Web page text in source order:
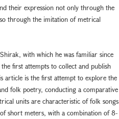
their expression not only through the
through the imitation of metrical
with which he was familiar since
first attempts to collect and publish
article is the first attempt to explore the
folk poetry, conducting a comparative
units are characteristic of folk songs
short meters, with a combination of 8-